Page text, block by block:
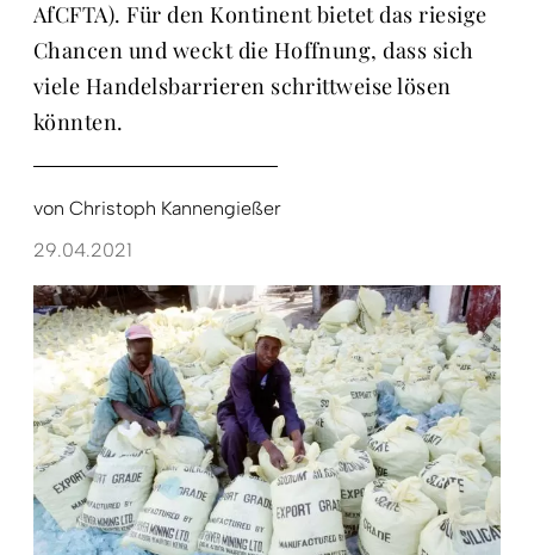
AfCFTA). Für den Kontinent bietet das riesige
Chancen und weckt die Hoffnung, dass sich
viele Handelsbarrieren schrittweise lösen
könnten.
von Christoph Kannengießer
29.04.2021